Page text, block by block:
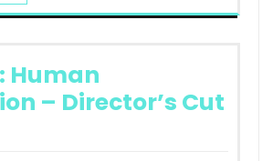
Human
– Director’s Cut